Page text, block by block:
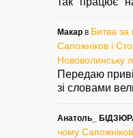
Макар в Битва за
Сапожніков і
Нововолинську
Передаю
зі словами
Анатоль_
чому